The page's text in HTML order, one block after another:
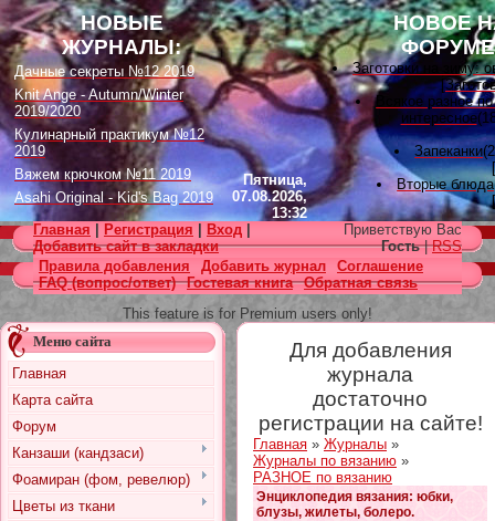
НОВЫЕ
ЖУРНАЛЫ:
Дачные секреты №12 2019
Knit Ange - Autumn/Winter
2019/2020
Кулинарный практикум №12
2019
Вяжем крючком №11 2019
Asahi Original - Kid's Bag 2019
Цветок. Спецвыпуск №4 2019
Designs in Machine Embroidery
№116 2019
Burda Örgü dergisi №2 2019
Loopy Mango Knitting: 34
Fashionable Pieces You Can
Make in a Day
Craft Stamper - January 2020
Пятница,
07.08.2026,
13:32
НОВОЕ
Заготовки на зиму:
[
Всякое разное
интересное
Запеканки
[
Вторые блюда
[
Вышивка
[
Наградные
домашних
советы(11)
[
Есть много, друг
Узоры, схемы
[
Заготовки на зиму:
Главная Регистрация Вход
Добавить сайт в закладки
Приветствую Вас
Гость|RSS
Правила добавления
Добавить журнал
Соглашение
FAQ (вопрос/ответ)
Гостевая книга
Обратная связь
This feature is for Premium users only!
Меню сайта
Главная
Карта сайта
Форум
Канзаши (кандзаси)
Фоамиран (фом, ревелюр)
Цветы из ткани
Для добавления
журнала
достаточно
регистрации на сайте!
Главная » Журналы »
Журналы по вязанию »
РАЗНОЕ по вязанию
Энциклопедия вязания: юбки,
блузы, жилеты, болеро.